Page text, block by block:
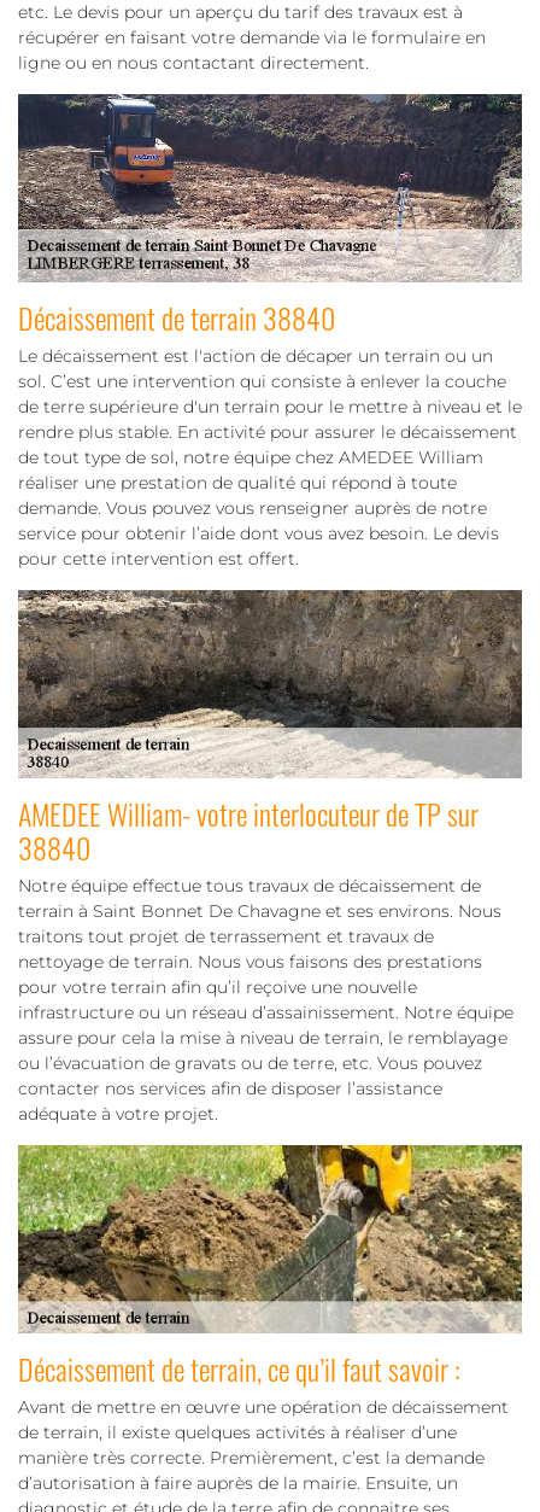
etc. Le devis pour un aperçu du tarif des travaux est à
récupérer en faisant votre demande via le formulaire en
ligne ou en nous contactant directement.
Décaissement de terrain 38840
Le décaissement est l'action de décaper un terrain ou un
sol. C’est une intervention qui consiste à enlever la couche
de terre supérieure d'un terrain pour le mettre à niveau et le
rendre plus stable. En activité pour assurer le décaissement
de tout type de sol, notre équipe chez AMEDEE William
réaliser une prestation de qualité qui répond à toute
demande. Vous pouvez vous renseigner auprès de notre
service pour obtenir l’aide dont vous avez besoin. Le devis
pour cette intervention est offert.
AMEDEE William- votre interlocuteur de TP sur
38840
Notre équipe effectue tous travaux de décaissement de
terrain à Saint Bonnet De Chavagne et ses environs. Nous
traitons tout projet de terrassement et travaux de
nettoyage de terrain. Nous vous faisons des prestations
pour votre terrain afin qu’il reçoive une nouvelle
infrastructure ou un réseau d’assainissement. Notre équipe
assure pour cela la mise à niveau de terrain, le remblayage
ou l’évacuation de gravats ou de terre, etc. Vous pouvez
contacter nos services afin de disposer l’assistance
adéquate à votre projet.
Décaissement de terrain, ce qu’il faut savoir :
Avant de mettre en œuvre une opération de décaissement
de terrain, il existe quelques activités à réaliser d’une
manière très correcte. Premièrement, c’est la demande
d’autorisation à faire auprès de la mairie. Ensuite, un